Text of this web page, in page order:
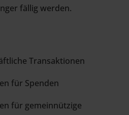
fällig werden.
Transaktionen
für Spenden
für gemeinnützige